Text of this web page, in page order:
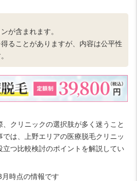
が含まれます。
ることがありますが、内容は公平性
、クリニックの選択肢が多く迷うこと
は、上野エリアの医療脱毛クリニッ
立つ比較検討のポイントを解説してい
時点の情報です